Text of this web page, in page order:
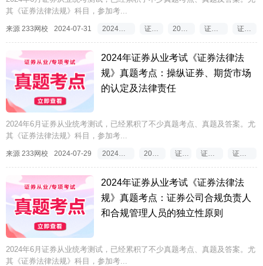
其《证券法律法规》科目，参加考...
来源 233网校 2024-07-31 2024年证券从业资格真题答案 证券从业资格证真题及答案解析 证券从业资格证真题2024
2024年证券从业考试《证券法律法
规》真题考点：操纵证券、期货市场
的认定及法律责任
2024年6月证券从业统考测试，已经累积了不少真题考点、真题及答案。尤
其《证券法律法规》科目，参加考...
来源 233网校 2024-07-29 2024年证券从业考试《证券法律法规》真题考点 2024年证券从业资格考试真题 证券从业2024年真题 证券从业资格备考2024年真题 证券从业资格考试2024年真题考点
2024年证券从业考试《证券法律法
规》真题考点：证券公司合规负责人
和合规管理人员的独立性原则
2024年6月证券从业统考测试，已经累积了不少真题考点、真题及答案。尤
其《证券法律法规》科目，参加考...